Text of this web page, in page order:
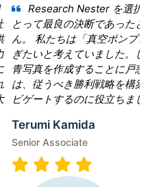
を選択したことが当社のビ
あったと言っても過言ではあ
ポンプ市場」という領域で当
した。しかし、当社は効果的
とに戸惑いました。
略を構築することで、成功へ
立ちました。